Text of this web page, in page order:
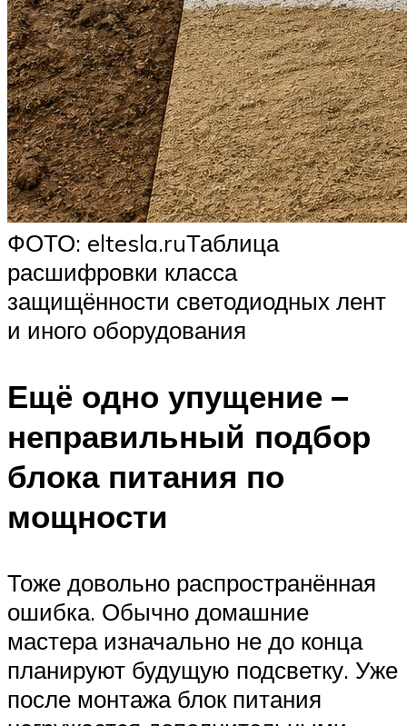
ФОТО: eltesla.ruТаблица
расшифровки класса
защищённости светодиодных лент
и иного оборудования
Ещё одно упущение –
неправильный подбор
блока питания по
мощности
Тоже довольно распространённая
ошибка. Обычно домашние
мастера изначально не до конца
планируют будущую подсветку. Уже
после монтажа блок питания